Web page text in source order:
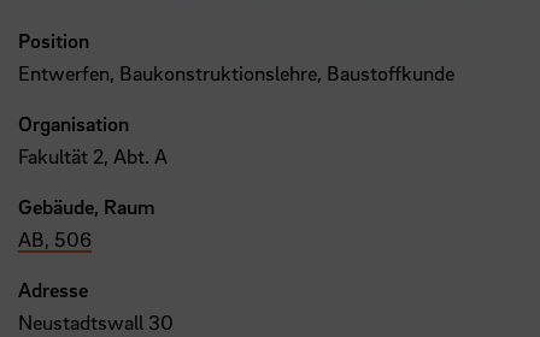
Position
Entwerfen, Baukonstruktionslehre, Baustoffkunde
Organisation
Fakultät 2, Abt. A
Gebäude, Raum
AB, 506
Adresse
Neustadtswall 30